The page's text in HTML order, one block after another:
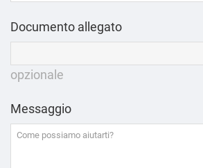
Documento allegato
opzionale
Messaggio